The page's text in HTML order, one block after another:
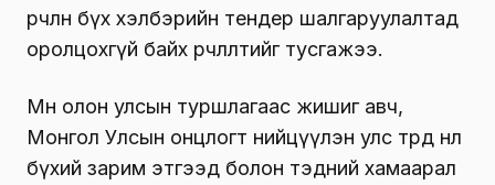
өөрчлөн бүх хэлбэрийн тендер шалгаруулалтад
оролцохгүй байх өөрчлөлтийг тусгажээ.
Мөн олон улсын туршлагаас жишиг авч,
Монгол Улсын онцлогт нийцүүлэн улс төрд нөлөө
бүхий зарим этгээд болон тэдний хамаарал